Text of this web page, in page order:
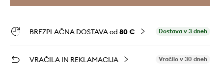
BREZPLAČNA DOSTAVA od 80 € Dostava v 3 dneh
VRAČILA IN REKLAMACIJA Vračilo v 30 dneh